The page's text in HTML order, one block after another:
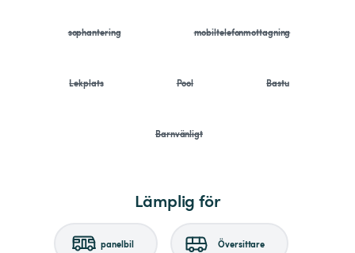
sophantering mobiltelefonmottagning
Lekplats Pool Bastu
Barnvänligt
Lämplig för
panelbil Översittare